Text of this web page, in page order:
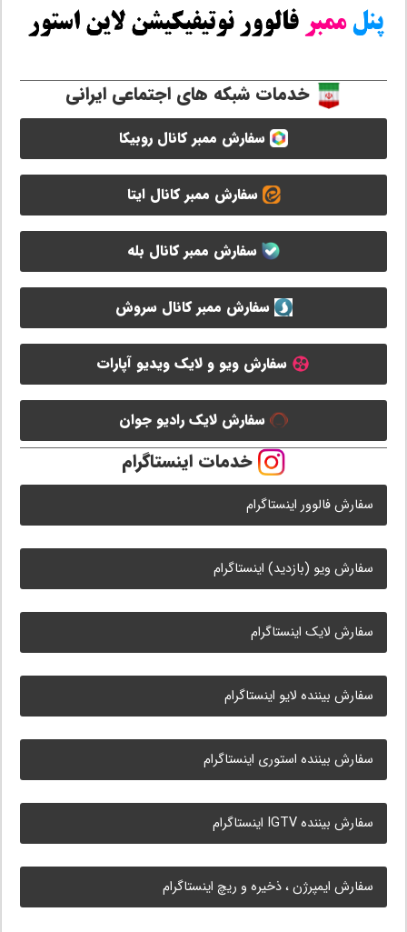
خدمات شبکه های اجتماعی ایرانی
سفارش ممبر کانال روبیکا
سفارش ممبر کانال ایتا
سفارش ممبر کانال بله
سفارش ممبر کانال سروش
سفارش ویو و لایک ویدیو آپارات
سفارش لایک رادیو جوان
خدمات اینستاگرام
سفارش فالوور اینستاگرام
سفارش ویو (بازدید) اینستاگرام
سفارش لایک اینستاگرام
سفارش بیننده لایو اینستاگرام
سفارش بیننده استوری اینستاگرام
سفارش بیننده IGTV اینستاگرام
سفارش ایمپرژن ، ذخیره و ریچ اینستاگرام